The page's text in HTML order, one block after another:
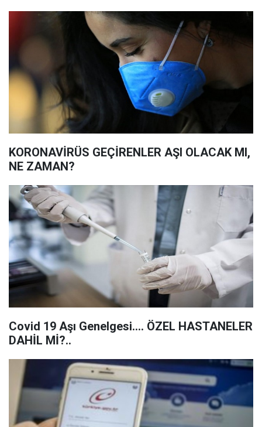
KORONAVİRÜS GEÇİRENLER AŞI OLACAK MI,
NE ZAMAN?
Covid 19 Aşı Genelgesi.... ÖZEL HASTANELER
DAHİL Mİ?..